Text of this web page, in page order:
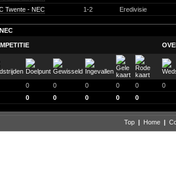
Twente - NEC 1-2 Eredivisie
0 0 0 0 0
0
0 0 0 0 0
Top | Home |